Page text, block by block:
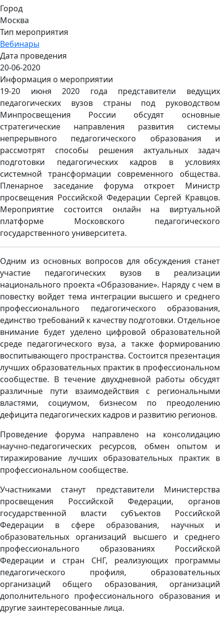
Город
Москва
Тип мероприятия
Вебинары
Дата проведения
20-06-2020
Информация о мероприятии
19-20 июня 2020 года представители ведущих
педагогических вузов страны под руководством
Минпросвещения России обсудят основные
стратегические направления развития системы
непрерывного педагогического образования и
рассмотрят способы решения актуальных задач
подготовки педагогических кадров в условиях
системной трансформации современного общества.
Пленарное заседание форума откроет Министр
просвещения Российской Федерации Сергей Кравцов.
Мероприятие состоится онлайн на виртуальной
платформе Московского педагогического
государственного университета.
Одним из основных вопросов для обсуждения станет
участие педагогических вузов в реализации
национального проекта «Образование». Наряду с чем в
повестку войдет тема интеграции высшего и среднего
профессионального педагогического образования,
единство требований к качеству подготовки. Отдельное
внимание будет уделено цифровой образовательной
среде педагогического вуза, а также формированию
воспитывающего пространства. Состоится презентация
лучших образовательных практик в профессиональном
сообществе. В течение двухдневной работы обсудят
различные пути взаимодействия с региональными
властями, социумом, бизнесом по преодолению
дефицита педагогических кадров и развитию регионов.
Проведение форума направлено на консолидацию
научно-педагогических ресурсов, обмен опытом и
тиражирование лучших образовательных практик в
профессиональном сообществе.
Участниками станут представители Министерства
просвещения Российской Федерации, органов
государственной власти субъектов Российской
Федерации в сфере образования, научных и
образовательных организаций высшего и среднего
профессионального образованиях Российской
Федерации и стран СНГ, реализующих программы
педагогического профиля, образовательных
организаций общего образования, организаций
дополнительного профессионального образования и
другие заинтересованные лица.